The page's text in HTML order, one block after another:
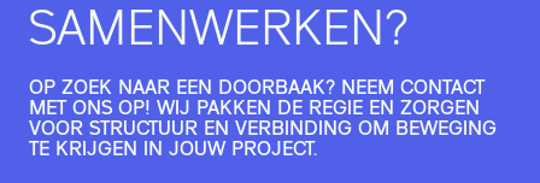
SAMENWERKEN?
OP ZOEK NAAR EEN DOORBAAK? NEEM CONTACT
MET ONS OP! WIJ PAKKEN DE REGIE EN ZORGEN
VOOR STRUCTUUR EN VERBINDING OM BEWEGING
TE KRIJGEN IN JOUW PROJECT.